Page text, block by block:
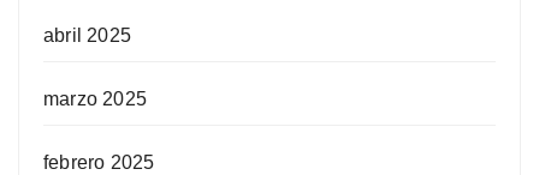
abril 2025
marzo 2025
febrero 2025